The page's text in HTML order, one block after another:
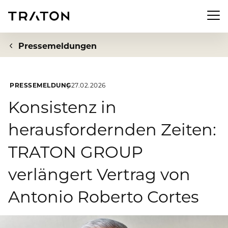
Zur Übersichtsseite: Unternehmen
Über uns
Strategie
Vorstand
Investor Relations
Zur Übersichtsseite: Investor Relations
Aktie
Zur Übersichtsseite: Newsroom
Pressemeldungen
Nachhaltigkeit
Zur Übersichtsseite: Nachhaltigkeit
Pressemeldungen
PRESSEMELDUNG27.02.2026
Konsistenz in
herausfordernden Zeiten:
TRATON GROUP
verlängert Vertrag von
Antonio Roberto Cortes